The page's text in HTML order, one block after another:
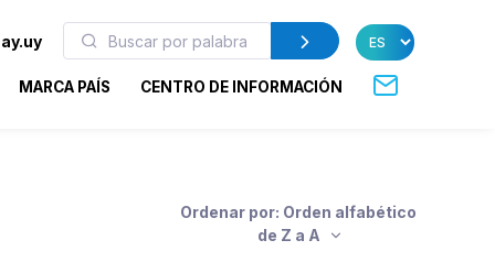
MARCA PAÍS CENTRO DE INFORMACIÓN
Ordenar por: Orden alfabético
de Z a A